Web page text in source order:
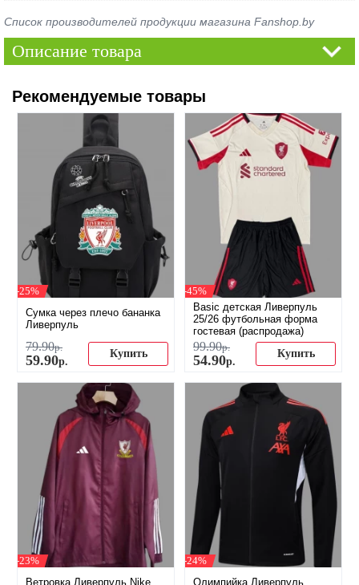
Список производителей продукции магазина Fanshop.by
Описание товара
Рекомендуемые товары
-25%
Сумка через плечо бананка
Ливерпуль
79.90р.
59.90р.
Купить
-45%
Basic детская Ливерпуль
25/26 футбольная форма
гостевая (распродажа)
99.90р.
54.90р.
Купить
-23%
Ветровка Ливерпуль Nike
-24%
Олимпийка Ливерпуль